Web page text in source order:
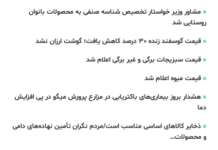
مشاور وزیر خواستار تخصیص شناسه صنفی به محصولات بانوان
روستایی شد
قیمت گوسفند زنده 30 درصد کاهش یافت؛ گوشت ارزان نشد
قیمت سبزیجات برگی و غیر برگی اعلام شد
قیمت میوه اعلام شد
هشدار بروز بیماری‌های باکتریایی در مزارع پرورش میگو در پی افزایش
دما
ذخایر کالاهای اساسی مناسب است/مردم نگران تأمین نهاده‌های دامی
و محصولات…